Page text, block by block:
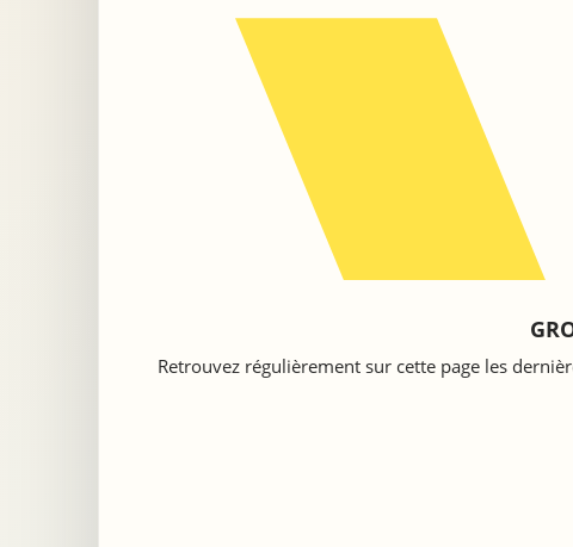
Retrouvez régulièrement sur cette page les